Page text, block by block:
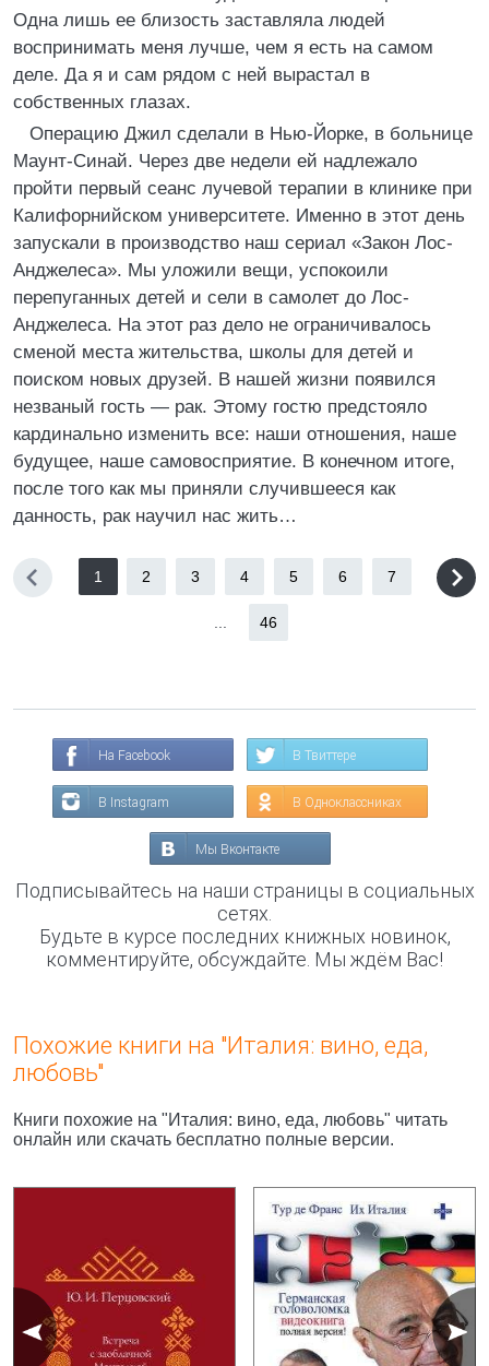
Одна лишь ее близость заставляла людей
воспринимать меня лучше, чем я есть на самом
деле. Да я и сам рядом с ней вырастал в
собственных глазах.
Операцию Джил сделали в Нью-Йорке, в больнице
Маунт-Синай. Через две недели ей надлежало
пройти первый сеанс лучевой терапии в клинике при
Калифорнийском университете. Именно в этот день
запускали в производство наш сериал «Закон Лос-
Анджелеса». Мы уложили вещи, успокоили
перепуганных детей и сели в самолет до Лос-
Анджелеса. На этот раз дело не ограничивалось
сменой места жительства, школы для детей и
поиском новых друзей. В нашей жизни появился
незваный гость — рак. Этому гостю предстояло
кардинально изменить все: наши отношения, наше
будущее, наше самовосприятие. В конечном итоге,
после того как мы приняли случившееся как
данность, рак научил нас жить…
1 2 3 4 5 6 7
46
На Facebook В Твиттере
В Instagram В Одноклассниках
Мы Вконтакте
Подписывайтесь на наши страницы в социальных
сетях.
Будьте в курсе последних книжных новинок,
комментируйте, обсуждайте. Мы ждём Вас!
Похожие книги на "Италия: вино, еда,
любовь"
Книги похожие на "Италия: вино, еда, любовь" читать
онлайн или скачать бесплатно полные версии.